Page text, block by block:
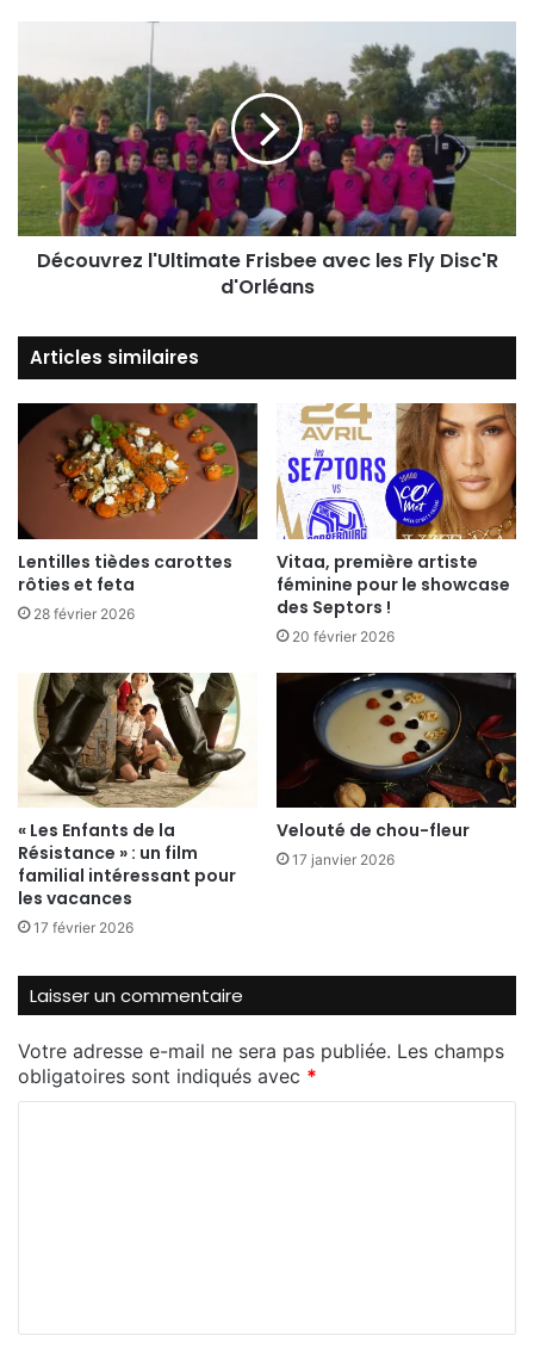
l’association « L’école à l’Hopital ».
Nombre de vues:
Découvrez l'Ultimate Frisbee avec les Fly Disc'R
d'Orléans
Articles similaires
Lentilles tièdes carottes
rôties et feta
28 février 2026
Vitaa, première artiste
féminine pour le showcase
des Septors !
20 février 2026
« Les Enfants de la
Résistance » : un film
familial intéressant pour
les vacances
17 février 2026
Velouté de chou-fleur
17 janvier 2026
Laisser un commentaire
Votre adresse e-mail ne sera pas publiée. Les champs
obligatoires sont indiqués avec *
t